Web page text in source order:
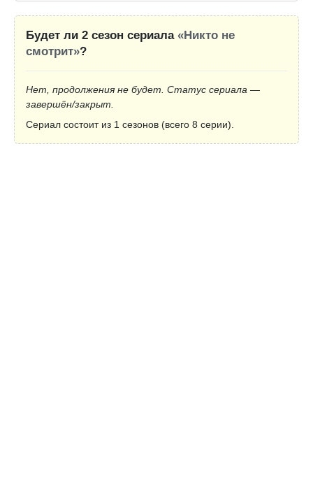
Будет ли 2 сезон сериала «Никто не
смотрит»?
Нет, продолжения не будет. Статус сериала —
завершён/закрыт.
Сериал состоит из 1 сезонов (всего 8 серии).